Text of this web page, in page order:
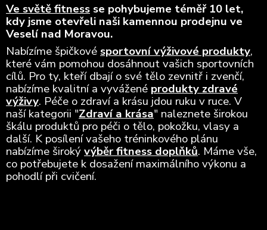
Ve světě fitness se pohybujeme téměř 10 let,
kdy jsme otevřeli naši kamennou prodejnu ve
Veselí nad Moravou.
Nabízíme špičkovésportovní výživové produkty,
které vám pomohou dosáhnout vašich sportovních
cílů. Pro ty, kteří dbají o své tělo zevnitř i zvenčí,
nabízíme kvalitní a vyvážené produkty zdravé
výživy. Péče o zdraví a krásu jdou ruku v ruce. V
naší kategorii "Zdraví a krása" naleznete širokou
škálu produktů pro péči o tělo, pokožku, vlasy a
další. K posílení vašeho tréninkového plánu
nabízíme širokývýběr fitness doplňků. Máme vše,
co potřebujete k dosažení maximálního výkonu a
pohodlí při cvičení.